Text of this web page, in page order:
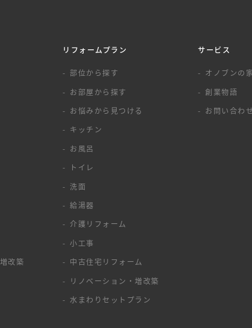
改築
リフォームプラン
部位から探す
お部屋から探す
お悩みから見つける
キッチン
お風呂
トイレ
洗面
給湯器
介護リフォーム
小工事
中古住宅リフォーム
リノベーション・増改築
水まわりセットプラン
サービス
オノブンの
創業物語
お問い合わ